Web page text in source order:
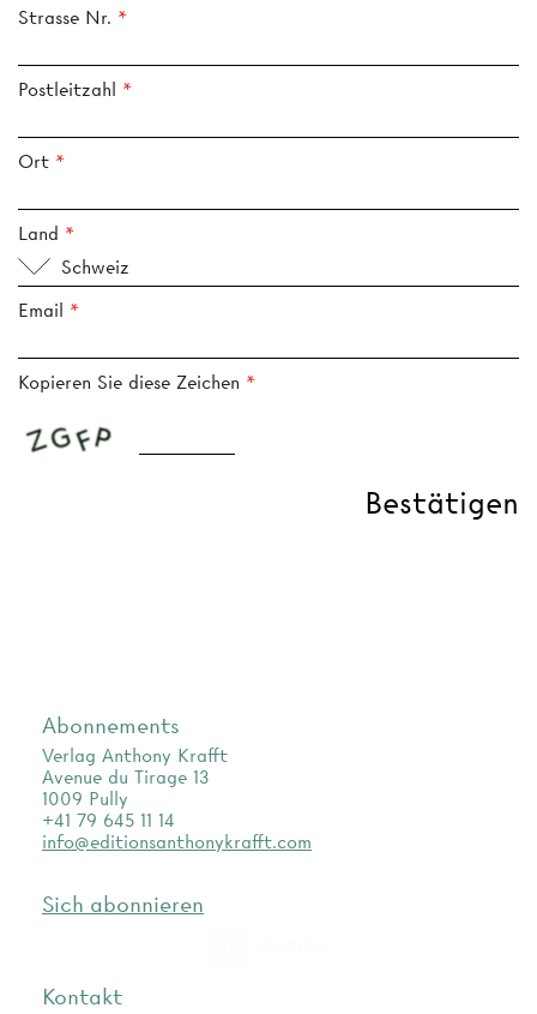
Strasse Nr.
Postleitzahl
Ort
Land
Schweiz
Email
Kopieren Sie diese Zeichen
Abonnements
Verlag Anthony Krafft
Avenue du Tirage 13
1009 Pully
+41 79 645 11 14
info@editionsanthonykrafft.com
Sich abonnieren
Kontakt